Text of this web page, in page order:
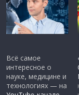
Всё самое
интересное о
науке, медицине и
технологиях — на